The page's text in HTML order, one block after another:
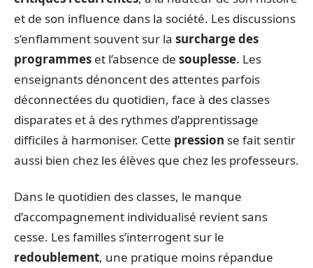
et de son influence dans la société. Les discussions
s’enflamment souvent sur la surcharge des
programmes et l’absence de souplesse. Les
enseignants dénoncent des attentes parfois
déconnectées du quotidien, face à des classes
disparates et à des rythmes d’apprentissage
difficiles à harmoniser. Cette pression se fait sentir
aussi bien chez les élèves que chez les professeurs.
Dans le quotidien des classes, le manque
d’accompagnement individualisé revient sans
cesse. Les familles s’interrogent sur le
redoublement, une pratique moins répandue